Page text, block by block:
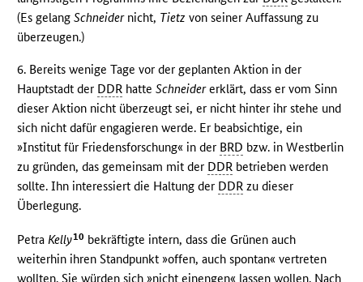
(Es gelangSchneidernicht, Tietz von seiner Auffassung zu
überzeugen.)
6. Bereits wenige Tage vor der geplanten Aktion in der
Hauptstadt der DDR hatteSchneidererklärt, dass er vom Sinn
dieser Aktion nicht überzeugt sei, er nicht hinter ihr stehe und
sich nicht dafür engagieren werde. Er beabsichtige, ein
»Institut für Friedensforschung« in der BRD bzw. in Westberlin
zu gründen, das gemeinsam mit der DDR betrieben werden
sollte. Ihn interessiert die Haltung der DDR zu dieser
Überlegung.
PetraKelly10 bekräftigte intern, dass die Grünen auch
weiterhin ihren Standpunkt »offen, auch spontan« vertreten
wollten. Sie würden sich »nicht einengen« lassen wollen. Nach